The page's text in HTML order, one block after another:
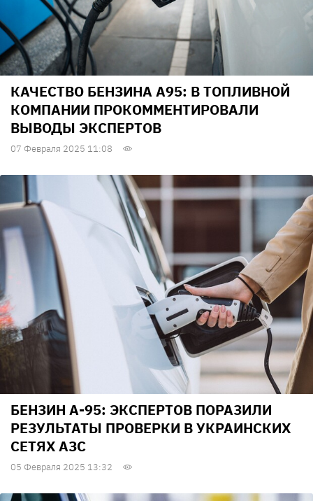
КАЧЕСТВО БЕНЗИНА А95: В ТОПЛИВНОЙ
КОМПАНИИ ПРОКОММЕНТИРОВАЛИ
ВЫВОДЫ ЭКСПЕРТОВ
07 Февраля 2025 11:08
БЕНЗИН А-95: ЭКСПЕРТОВ ПОРАЗИЛИ
РЕЗУЛЬТАТЫ ПРОВЕРКИ В УКРАИНСКИХ
СЕТЯХ АЗС
05 Февраля 2025 13:32